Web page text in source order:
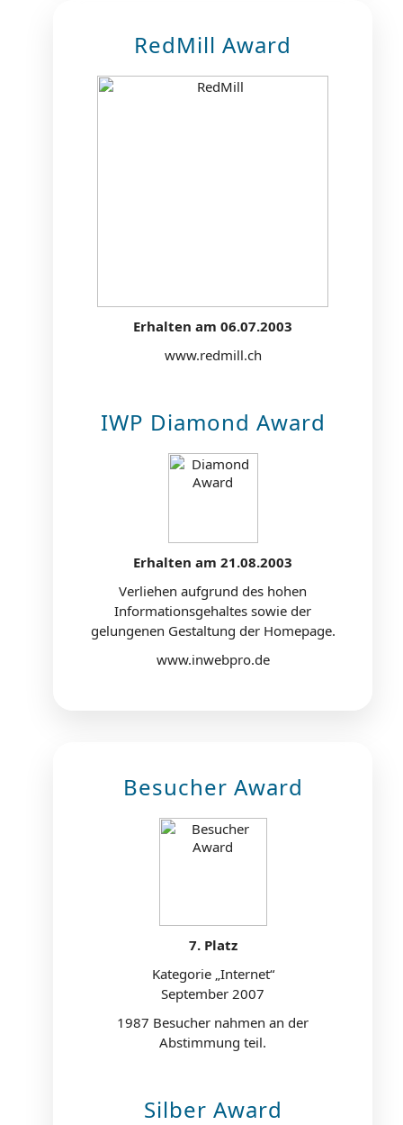
RedMill Award
Erhalten am 06.07.2003
www.redmill.ch
IWP Diamond Award
Erhalten am 21.08.2003
Verliehen aufgrund des hohen
Informationsgehaltes sowie der
gelungenen Gestaltung der Homepage.
www.inwebpro.de
Besucher Award
7. Platz
Kategorie „Internet“
September 2007
1987 Besucher nahmen an der
Abstimmung teil.
Silber Award